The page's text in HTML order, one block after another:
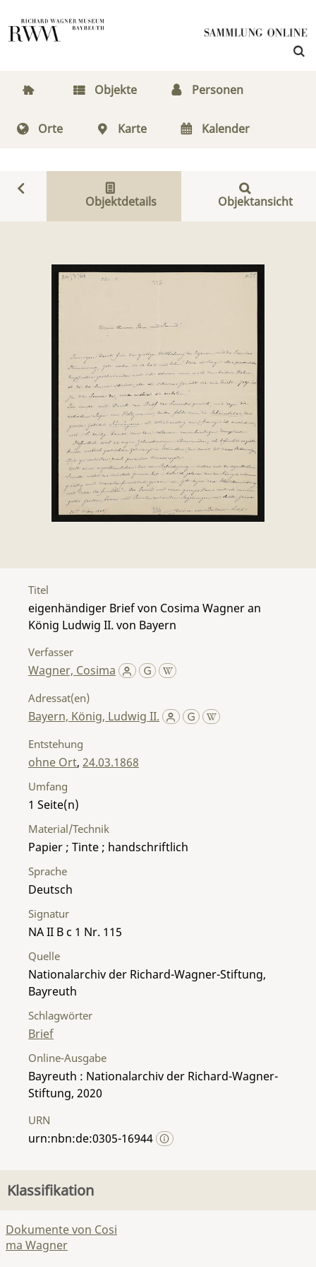
Objekte Personen
Orte Karte Kalender
Objektdetails Objektansicht
Titel
eigenhändiger Brief von Cosima Wagner an
König Ludwig II. von Bayern
Verfasser
Wagner, Cosima
Adressat(en)
Bayern, König, Ludwig II.
Entstehung
ohne Ort, 24.03.1868
Umfang
1
Material/Technik
Papier ; Tinte ; handschriftlich
Sprache
Deutsch
Signatur
NA II B c 1 Nr. 115
Quelle
Nationalarchiv der Richard-Wagner-Stiftung,
Bayreuth
Schlagwörter
Brief
Online-Ausgabe
Bayreuth : Nationalarchiv der Richard-Wagner-
Stiftung, 2020
URN
urn:nbn:de:0305-16944
Klassifikation
Dokumente von Cosi
ma Wagner